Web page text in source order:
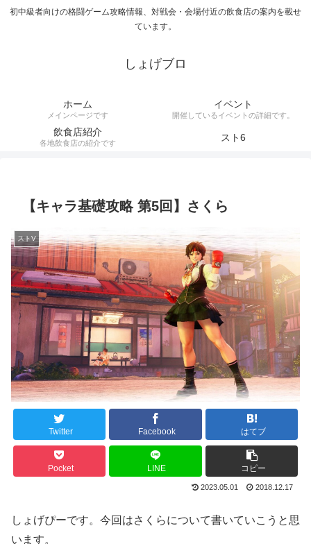
初中級者向けの格闘ゲーム攻略情報、対戦会・会場付近の飲食店の案内を載せ
ています。
しょげブロ
ホーム
メインページです
イベント
開催しているイベントの詳細です。
飲食店紹介
各地飲食店の紹介です スト6
【キャラ基礎攻略 第5回】さくら
ストV
Twitter Facebook はてブ
Pocket LINE コピー
2023.05.01 2018.12.17
しょげぴーです。今回はさくらについて書いていこうと思
います。